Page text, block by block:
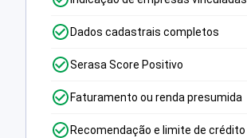
Dados cadastrais completos
Serasa Score Positivo
Faturamento ou renda presumida
Recomendação e limite de crédito